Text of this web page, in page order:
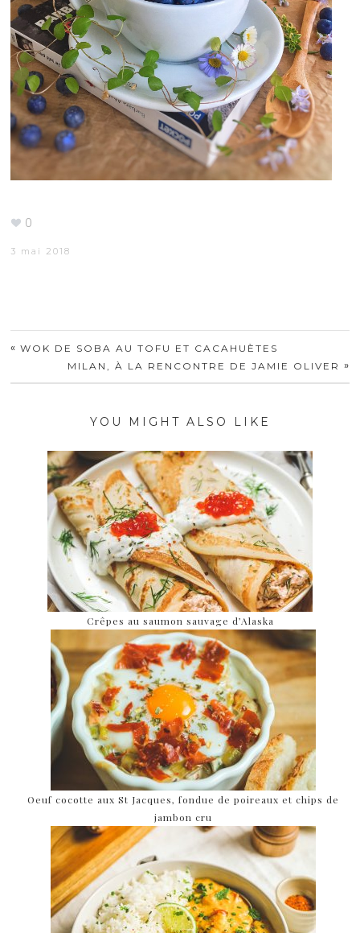
0
3 mai 2018
«WOK DE SOBA AU TOFU ET CACAHUÈTES
MILAN, À LA RENCONTRE DE JAMIE OLIVER »
YOU MIGHT ALSO LIKE
Crêpes au saumon sauvage d’Alaska
Oeuf cocotte aux St Jacques, fondue de poireaux et chips de
jambon cru